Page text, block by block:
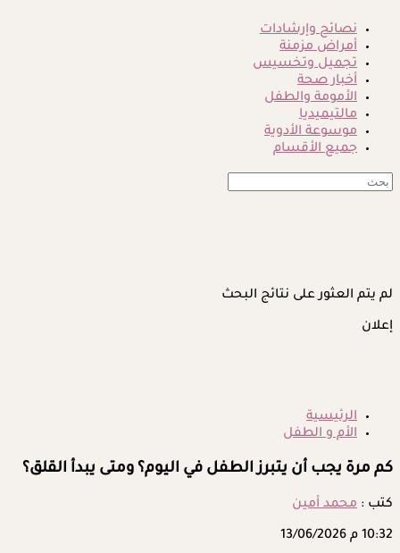
نصائح وإرشادات
أمراض مزمنة
تجميل وتخسيس
أخبار صحة
الأمومة والطفل
مالتيميديا
موسوعة الأدوية
جميع الأقسام
لم يتم العثور على نتائج البحث
إعلان
الرئيسية
الأم و الطفل
كم مرة يجب أن يتبرز الطفل في اليوم؟ ومتى يبدأ القلق؟
كتب : محمد أمين
10:32 م 13/06/2026